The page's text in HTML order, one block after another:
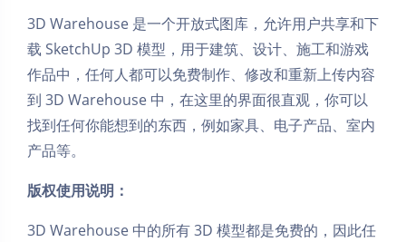
3D Warehouse 是一个开放式图库，允许用户共享和下
载 SketchUp 3D 模型，用于建筑、设计、施工和游戏
作品中，任何人都可以免费制作、修改和重新上传内容
到 3D Warehouse 中，在这里的界面很直观，你可以
找到任何你能想到的东西，例如家具、电子产品、室内
产品等。
版权使用说明：
3D Warehouse 中的所有 3D 模型都是免费的，因此任